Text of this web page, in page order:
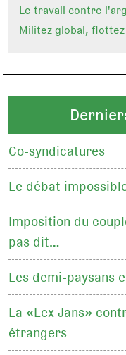
Le travail contre
Militez global,
Co-syndicatures
Le débat
Imposition du
pas dit…
Les demi-paysans
La «Lex Jans»
étrangers